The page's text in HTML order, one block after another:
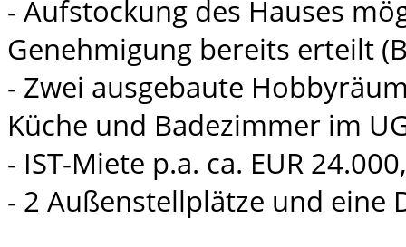
- Aufstockung des Hauses
Genehmigung bereits erteilt
- Zwei ausgebaute
Küche und Badezimmer im
- IST-Miete p.a. ca. EUR
- 2 Außenstellplätze und eine